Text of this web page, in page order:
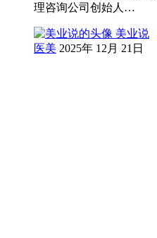
理咨询公司创始人…
美业说
医美 2025年 12月 21日